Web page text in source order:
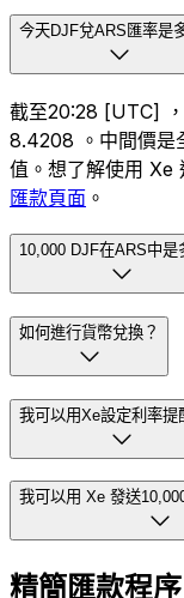
今天DJF兌ARS匯率是
截至20:28 [UTC]
8.4208 。中間價是
值。想了解使用 Xe
匯款頁面 。
10,000 DJF在ARS中是
如何進行貨幣兌換？
我可以用Xe設定利率提
我可以用 Xe 發送
精簡匯款程序